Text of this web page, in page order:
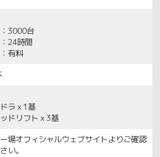
3000台
24時間
有料
ラｘ1基
ドリフトｘ3基
場オフィシャルウェブサイトよりご確認
い。